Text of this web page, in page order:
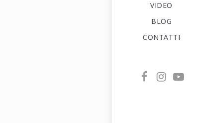
VIDEO
BLOG
CONTATTI